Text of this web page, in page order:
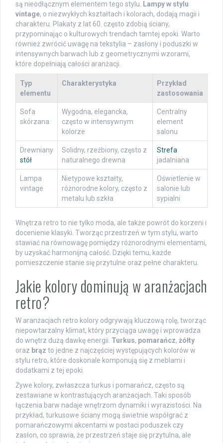
są nieodłącznym elementem tego stylu. Lampy w stylu
vintage, o niezwykłych kształtach i kolorach, dodają magii i
charakteru. Plakaty z lat 60. często zdobią ściany,
przypominając o kulturowych trendach tamtej epoki. Warto
również zwrócić uwagę na tekstylia – zasłony i poduszki w
intensywnych barwach lub z geometrycznymi wzorami,
które dopełniają całości aranżacji.
Typ
elementu
Charakterystyka
Przykład
zastosowania
Sofa
skórzana
Wygodna, elegancka,
często w intensywnym
kolorze
Centralny
element
salonu
Drewniany
stół
Solidny, rzeźbiony, często z
naturalnego drewna
Strefa
jadalniana
Lampa
vintage
Nietypowe kształty,
różnorodne kolory, często z
metalu lub szkła
Oświetlenie w
salonie lub
sypialni
Wnętrza retro to nie tylko moda, ale także powrót do korzeni i
docenienie klasyki. Tworząc przestrzeń w tym stylu, warto
stawiać na równowagę pomiędzy różnorodnymi elementami,
by uzyskać harmonijną całość. Dzięki temu, każde
pomieszczenie stanie się przytulne oraz pełne charakteru.
Jakie kolory dominują w aranżacjach
retro?
W aranżacjach retro kolory odgrywają kluczową rolę, tworząc
niepowtarzalny klimat, który przyciąga uwagę i wprowadza
do wnętrz dużą dawkę energii. Turkus, pomarańcz, żółty
oraz brąz to jedne z najczęściej występujących kolorów w
stylu retro, które doskonale komponują się z meblami i
dodatkami z tej epoki.
Żywe kolory, zwłaszcza turkus i pomarańcz, często są
zestawiane w kontrastujących aranżacjach. Taki sposób
łączenia barw nadaje wnętrzom dynamiki i wyrazistości. Na
przykład, turkusowe ściany mogą świetnie współgrać z
pomarańczowymi akcentami w postaci poduszek czy
zasłon, co sprawia, że przestrzeń staje się przytulna, ale